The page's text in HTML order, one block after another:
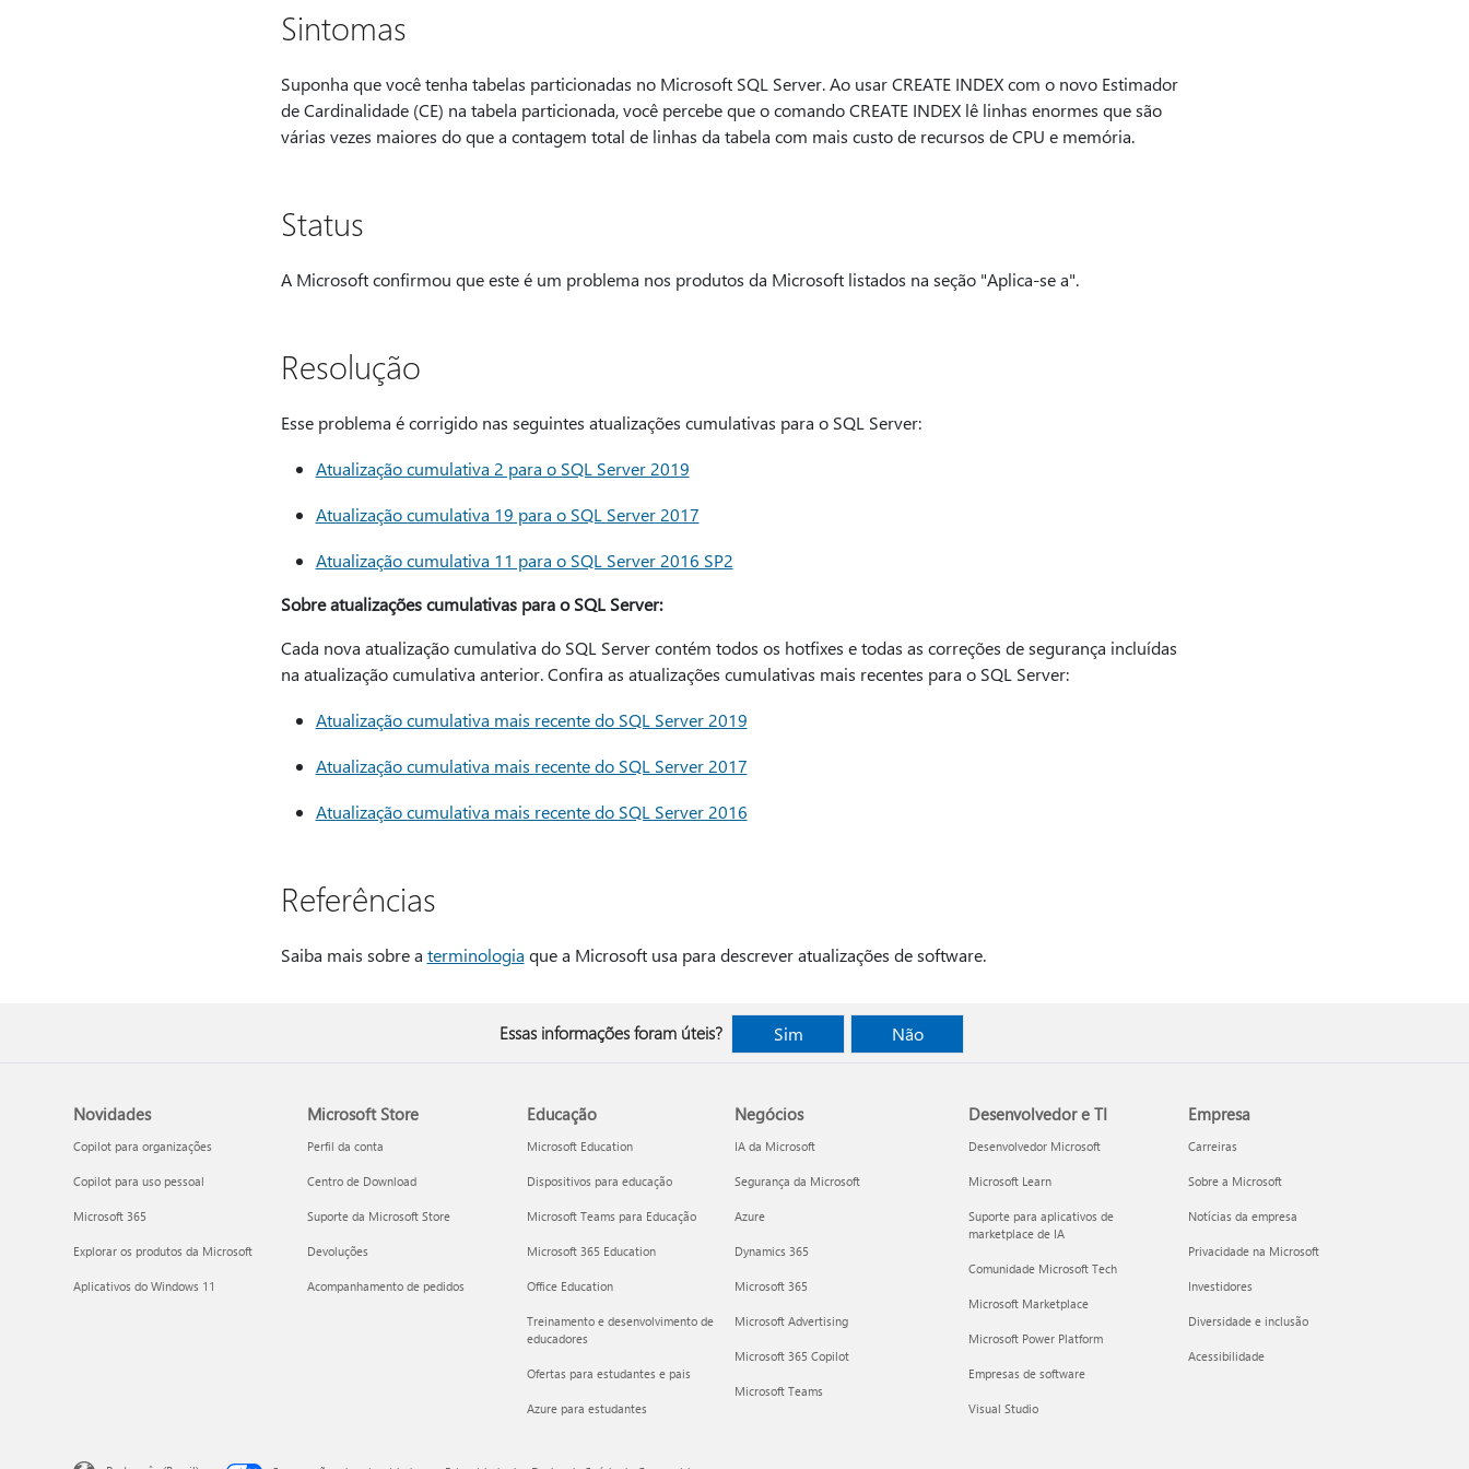
Sintomas
Suponha que você tenha tabelas particionadas no Microsoft SQL Server. Ao usar CREATE INDEX com o novo Estimador
de Cardinalidade (CE) na tabela particionada, você percebe que o comando CREATE INDEX lê linhas enormes que são
várias vezes maiores do que a contagem total de linhas da tabela com mais custo de recursos de CPU e memória.
Status
A Microsoft confirmou que este é um problema nos produtos da Microsoft listados na seção "Aplica-se a".
Resolução
Esse problema é corrigido nas seguintes atualizações cumulativas para o SQL Server:
Atualização cumulativa 2 para o SQL Server 2019
Atualização cumulativa 19 para o SQL Server 2017
Atualização cumulativa 11 para o SQL Server 2016 SP2
Sobre atualizações cumulativas para o SQL Server:
Cada nova atualização cumulativa do SQL Server contém todos os hotfixes e todas as correções de segurança incluídas
na atualização cumulativa anterior. Confira as atualizações cumulativas mais recentes para o SQL Server:
Atualização cumulativa mais recente do SQL Server 2019
Atualização cumulativa mais recente do SQL Server 2017
Atualização cumulativa mais recente do SQL Server 2016
Referências
Saiba mais sobre a terminologia que a Microsoft usa para descrever atualizações de software.
Essas informações foram úteis? Sim Não
Novidades
Copilot para organizações
Copilot para uso pessoal
Microsoft 365
Explorar os produtos da Microsoft
Aplicativos do Windows 11
Microsoft Store
Perfil da conta
Centro de Download
Suporte da Microsoft Store
Devoluções
Acompanhamento de pedidos
Educação
Microsoft Education
Dispositivos para educação
Microsoft Teams para Educação
Microsoft 365 Education
Office Education
Treinamento e desenvolvimento de
educadores
Ofertas para estudantes e pais
Azure para estudantes
Negócios
IA da Microsoft
Segurança da Microsoft
Azure
Dynamics 365
Microsoft 365
Microsoft Advertising
Microsoft 365 Copilot
Microsoft Teams
Desenvolvedor e TI
Desenvolvedor Microsoft
Microsoft Learn
Suporte para aplicativos de
marketplace de IA
Comunidade Microsoft Tech
Microsoft Marketplace
Microsoft Power Platform
Empresas de software
Visual Studio
Empresa
Carreiras
Sobre a Microsoft
Notícias da empresa
Privacidade na Microsoft
Investidores
Diversidade e inclusão
Acessibilidade